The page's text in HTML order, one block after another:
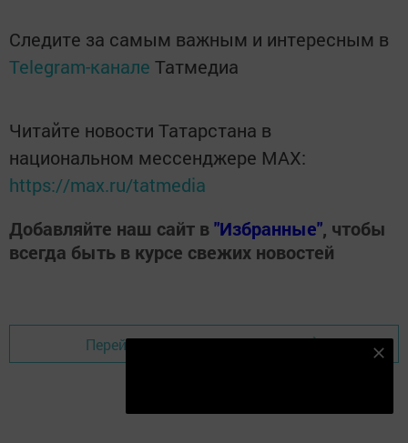
Следите за самым важным и интересным в
Telegram-канале Татмедиа
Читайте новости Татарстана в
национальном мессенджере MАХ:
https://max.ru/tatmedia
Добавляйте наш сайт в"Избранные", чтобы
всегда быть в курсе свежих новостей
Перейти на страницу новости